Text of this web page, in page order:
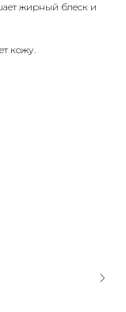
жирный блеск и
кожу.